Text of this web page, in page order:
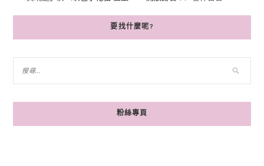
要找什麼呢?
粉絲專頁